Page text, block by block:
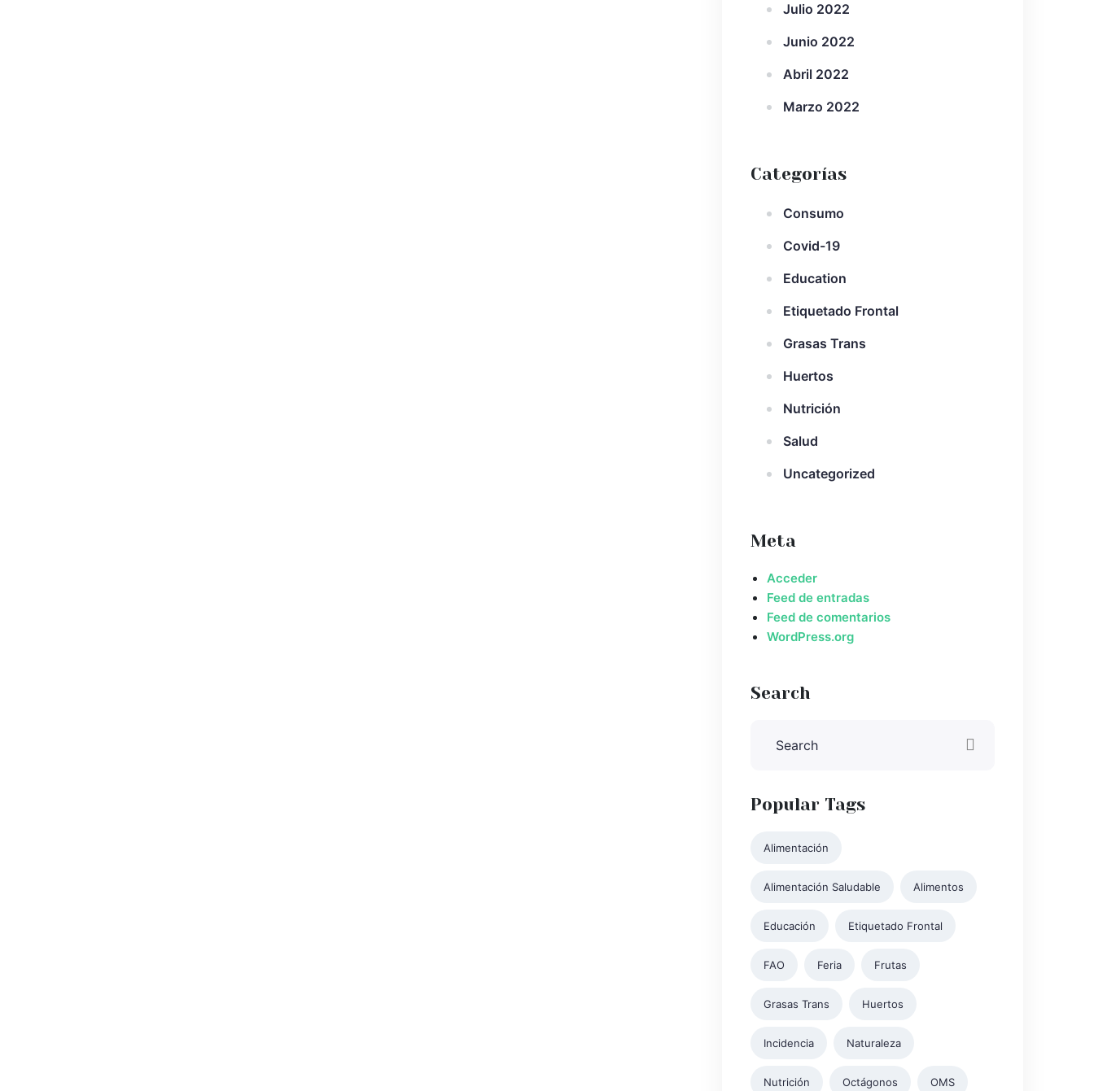
Julio 2022
Junio 2022
Abril 2022
Marzo 2022
Categorías
Consumo
Covid-19
Education
Etiquetado Frontal
Grasas Trans
Huertos
Nutrición
Salud
Uncategorized
Meta
Acceder
Feed de entradas
Feed de comentarios
WordPress.org
Search
Popular Tags
Alimentación
Alimentación Saludable Alimentos
Educación Etiquetado Frontal
FAO Feria Frutas
Grasas Trans Huertos
Incidencia Naturaleza
Nutrición Octágonos OMS